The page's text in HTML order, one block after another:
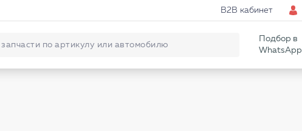
B2B кабинет
Подбор в
WhatsApp